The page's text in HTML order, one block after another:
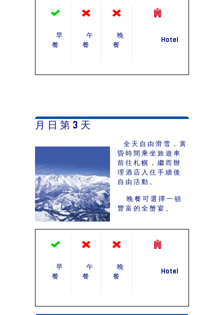
早
餐
午
餐
晚
餐
Hotel
月 日 第 3 天
全天自由滑雪，黃
昏時間乘坐旅遊車
前往札幌，繼而辦
理酒店入住手續後
自由活動。
晚餐可選擇一頓
豐富的全蟹宴。
早
餐
午
餐
晚
餐
Hotel